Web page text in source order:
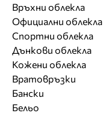
Връхни облекла
Официални облекла
Спортни облекла
Дънкови облекла
Кожени облекла
Вратовръзки
Бански
Бельо